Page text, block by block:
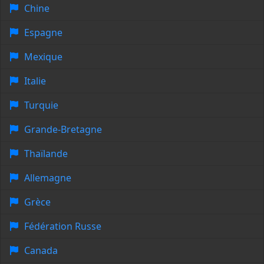
Chine
Espagne
Mexique
Italie
Turquie
Grande-Bretagne
Thaïlande
Allemagne
Grèce
Fédération Russe
Canada